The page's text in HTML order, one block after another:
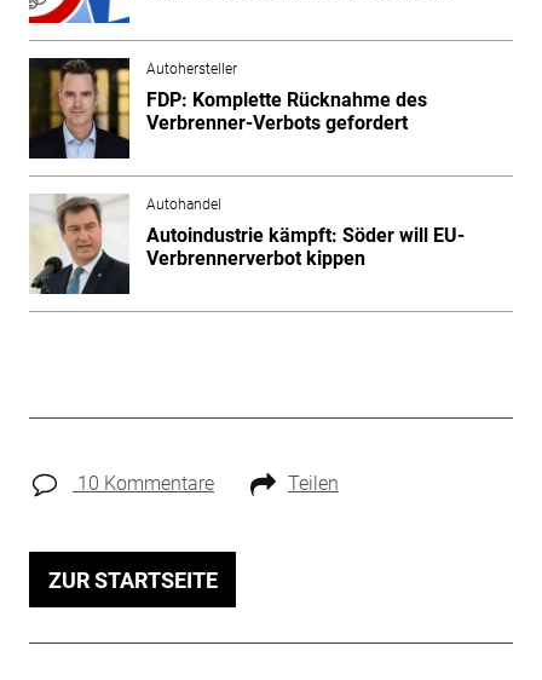
Autohersteller
FDP: Komplette Rücknahme des
Verbrenner-Verbots gefordert
Autohandel
Autoindustrie kämpft: Söder will EU-
Verbrennerverbot kippen
10 Kommentare Teilen
ZUR STARTSEITE